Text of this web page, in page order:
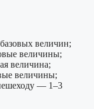
величин;
величины;
величина;
величины;
— 1–3